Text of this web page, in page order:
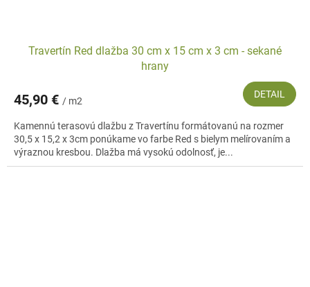
Travertín Red dlažba 30 cm x 15 cm x 3 cm - sekané
hrany
45,90 € / m2
DETAIL
Kamennú terasovú dlažbu z Travertínu formátovanú na rozmer
30,5 x 15,2 x 3cm ponúkame vo farbe Red s bielym melírovaním a
výraznou kresbou. Dlažba má vysokú odolnosť, je...